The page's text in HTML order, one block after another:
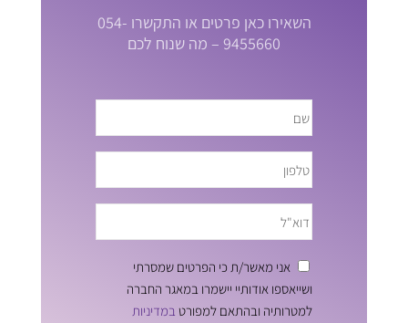
השאירו כאן פרטים או התקשרו 054-
9455660 – מה שנוח לכם
אני מאשר/ת כי הפרטים שמסרתי
ושייאספו אודותיי יישמרו במאגר החברה
למטרותיה ובהתאם למפורט במדיניות